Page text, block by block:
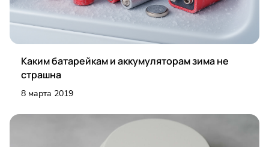
Каким батарейкам и аккумуляторам зима не
страшна
8 марта 2019